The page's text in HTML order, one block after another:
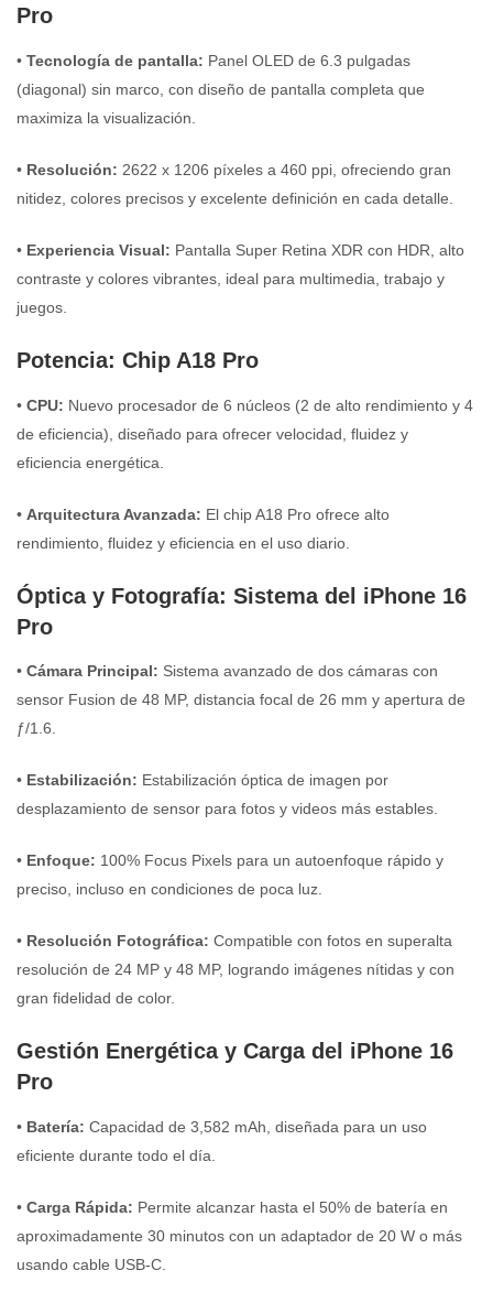
Pro
• Tecnología de pantalla: Panel OLED de 6.3 pulgadas
(diagonal) sin marco, con diseño de pantalla completa que
maximiza la visualización.
• Resolución: 2622 x 1206 píxeles a 460 ppi, ofreciendo gran
nitidez, colores precisos y excelente definición en cada detalle.
• Experiencia Visual: Pantalla Super Retina XDR con HDR, alto
contraste y colores vibrantes, ideal para multimedia, trabajo y
juegos.
Potencia: Chip A18 Pro
• CPU: Nuevo procesador de 6 núcleos (2 de alto rendimiento y 4
de eficiencia), diseñado para ofrecer velocidad, fluidez y
eficiencia energética.
• Arquitectura Avanzada: El chip A18 Pro ofrece alto
rendimiento, fluidez y eficiencia en el uso diario.
Óptica y Fotografía: Sistema del iPhone 16
Pro
• Cámara Principal: Sistema avanzado de dos cámaras con
sensor Fusion de 48 MP, distancia focal de 26 mm y apertura de
ƒ/1.6.
• Estabilización: Estabilización óptica de imagen por
desplazamiento de sensor para fotos y videos más estables.
• Enfoque: 100% Focus Pixels para un autoenfoque rápido y
preciso, incluso en condiciones de poca luz.
• Resolución Fotográfica: Compatible con fotos en superalta
resolución de 24 MP y 48 MP, logrando imágenes nítidas y con
gran fidelidad de color.
Gestión Energética y Carga del iPhone 16
Pro
• Batería: Capacidad de 3,582 mAh, diseñada para un uso
eficiente durante todo el día.
• Carga Rápida: Permite alcanzar hasta el 50% de batería en
aproximadamente 30 minutos con un adaptador de 20 W o más
usando cable USB-C.